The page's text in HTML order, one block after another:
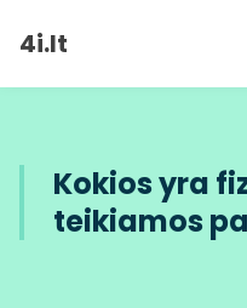
4i.lt
Kokios yra
teikiamos